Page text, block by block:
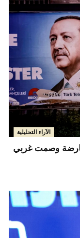
الآراء التحليلية
وصمت غربي